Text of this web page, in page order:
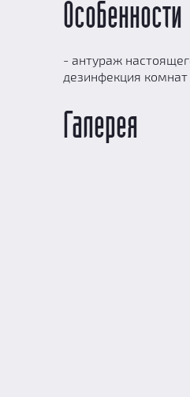
Особенности
- антураж
дезинфекция комнат
Галерея